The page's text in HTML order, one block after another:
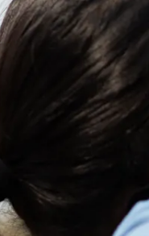
Kom igång
försäljningen
Börja sälja Folkspels
Så mycket kan ni
Våra bästa säljtips
Tjäna pengar till
Tjäna pengar till